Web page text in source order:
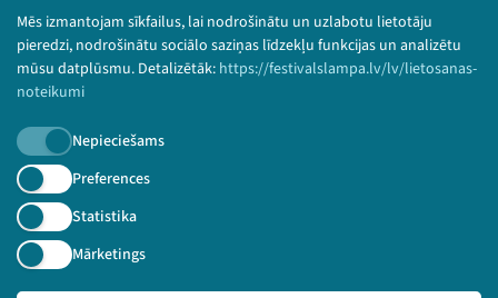
Mēs izmantojam sīkfailus, lai nodrošinātu un uzlabotu lietotāju
pieredzi, nodrošinātu sociālo saziņas līdzekļu funkcijas un analizētu
mūsu datplūsmu. Detalizētāk: https://festivalslampa.lv/lv/lietosanas-
noteikumi
Nepieciešams
Preferences
Statistika
Mārketings
Bērnu aizsardzības politika
© 2026 Sarunu festivāls LAMPA Visas tiesības
paturētas.
Piesakies jaunumiem!
Nepalaid garām aktuālāko informāciju!